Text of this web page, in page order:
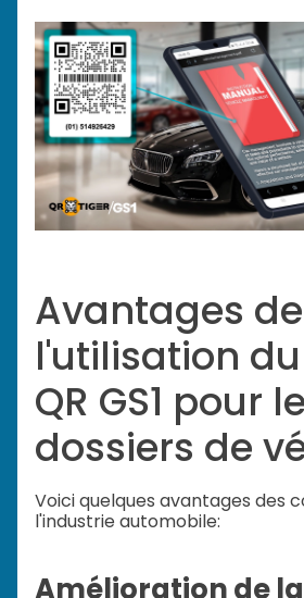
Avantages de
l'utilisation
QR GS1 pour
dossiers de
Voici quelques avantages des
l'industrie automobile:
Amélioration de